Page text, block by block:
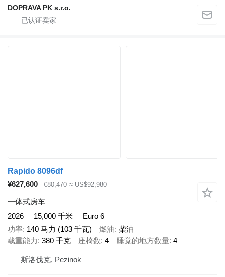
DOPRAVA PK s.r.o.
Rapido 8096df
¥627,600
€80,470 ≈ US$92,980
一体式房车
2026
15,000 千米
Euro 6
功率 140 马力 (103 千瓦) 燃油 柴油
载重能力 380 千克 座椅数 4 睡觉的地方数量 4
斯洛伐克, Pezinok